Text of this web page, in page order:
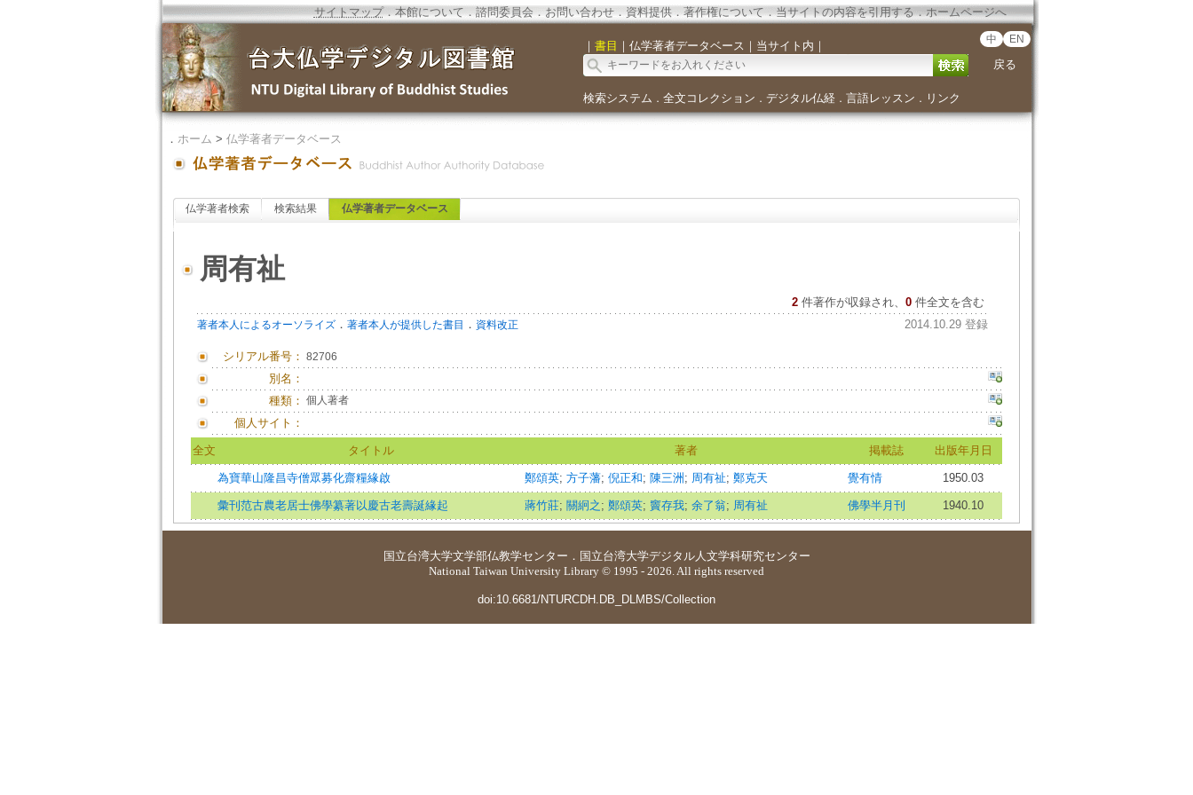
サイトマップ．本館について．諮問委員会． お問い合わせ． 資料提供．著作権について．当サイトの内容を引用する．ホームページへ
｜ 書目 ｜ 仏学著者データベース ｜ 当サイト内 ｜ 中 EN
戻る
検索システム ． 全文コレクション ． デジタル仏経． 言語レッスン ． リンク
． ホーム > 仏学著者データベース
仏学著者検索 検索結果 仏学著者データベース
周有祉
2 件著作が収録され、 0件全文を含む
著者本人によるオーソライズ． 著者本人が提供した書目 ． 資料改正 2014.10.29 登録
シリアル番号： 82706
別名：
種類： 個人著者
個人サイト：
全文 タイトル 著者 掲載誌 出版年月日
為寶華山隆昌寺僧眾募化齋糧緣啟 鄭頌英; 方子藩; 倪正和; 陳三洲 ; 周有祉; 鄭克天 覺有情 1950.03
彙刊范古農老居士佛學纂著以慶古老壽誕緣起 蔣竹莊; 關絅之 ; 鄭頌英; 竇存我; 余了翁; 周有祉 佛學半月刊 1940.10
国立台湾大学文学部仏教学センター ． 国立台湾大学デジタル人文学科研究センター
National Taiwan University Library © 1995 - 2026. All rights reserved
doi:10.6681/NTURCDH.DB_DLMBS/Collection